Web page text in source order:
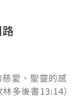
慈愛、聖靈的感
多後書13:14）